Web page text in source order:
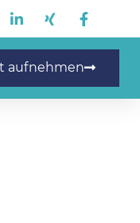
aufnehmen
(m/w/d)